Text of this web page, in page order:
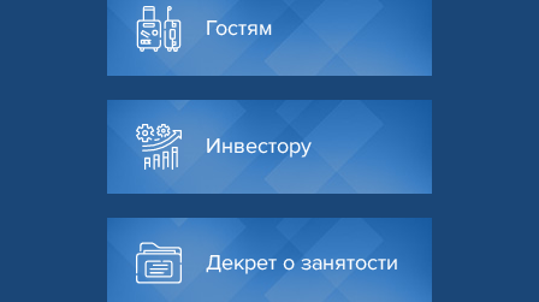
Гостям
Инвестору
Декрет о занятости